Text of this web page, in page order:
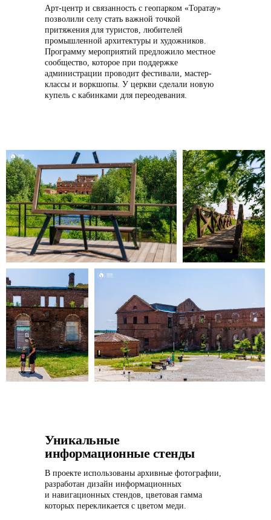
Арт-центр и связанность с геопарком «Торатау»
позволили селу стать важной точкой
притяжения для туристов, любителей
промышленной архитектуры и художников.
Программу мероприятий предложило местное
сообщество, которое при поддержке
администрации проводит фестивали, мастер-
классы и воркшопы. У церкви сделали новую
купель с кабинками для переодевания.
В проекте использованы архивные фотографии,
разработан дизайн информационных
и навигационных стендов, цветовая гамма
которых перекликается с цветом меди.
Уникальные
информационные стенды